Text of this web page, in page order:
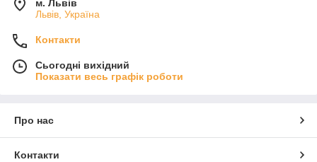
м. Львів
Львів, Україна
Контакти
Сьогодні вихідний
Показати весь графік роботи
Про нас
Контакти